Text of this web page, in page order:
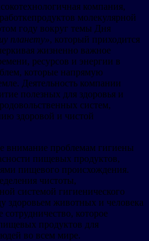
компания,
молекулярной
году вокруг темы Дня
планету», который приходится
жизненно важное
ресурсов и энергии в
которые напрямую
Деятельность компании
полезных для здоровья и
систем,
здоровой и чистой
внимание проблемам гигиены
пищевых продуктов,
пищевого происхождения.
чистоты,
системой гигиенического
здоровьем животных и человека
которое
продуктов для
во всем мире.